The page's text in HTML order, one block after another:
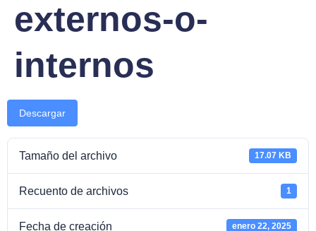
externos-o-
internos
Descargar
Tamaño del archivo 17.07 KB
Recuento de archivos 1
Fecha de creación enero 22, 2025